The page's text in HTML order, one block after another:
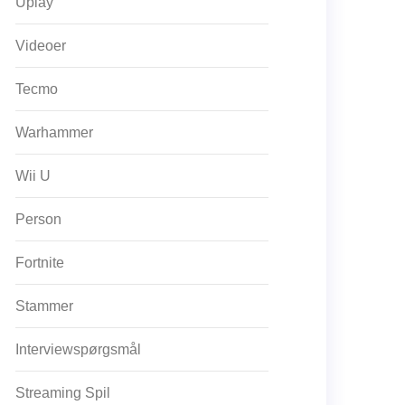
Videoer
Tecmo
Warhammer
Wii U
Person
Fortnite
Stammer
Interviewspørgsmål
Streaming Spil